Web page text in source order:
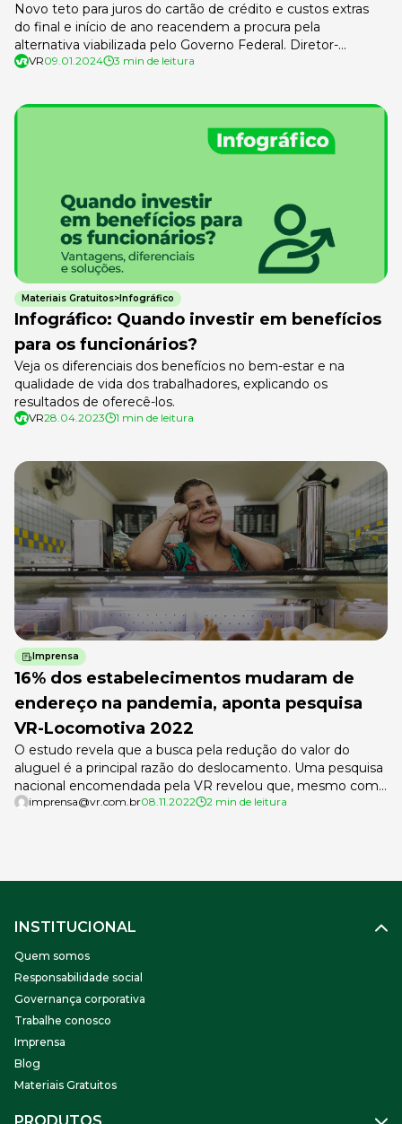
Novo teto para juros do cartão de crédito e custos extras
do final e início de ano reacendem a procura pela
alternativa viabilizada pelo Governo Federal. Diretor-
executivo da VR fala sobre produto da empresa que
Inadimplência do […]
VR09.01.2024 3 min de leitura
Materiais Gratuitos>Infográfico
Infográfico: Quando investir em benefícios
para os funcionários?
Veja os diferenciais dos benefícios no bem-estar e na
qualidade de vida dos trabalhadores, explicando os
resultados de oferecê-los.
VR28.04.2023 1 min de leitura
Imprensa
16% dos estabelecimentos mudaram de
endereço na pandemia, aponta pesquisa
VR-Locomotiva 2022
O estudo revela que a busca pela redução do valor do
aluguel é a principal razão do deslocamento. Uma pesquisa
nacional encomendada pela VR revelou que, mesmo com
o fim do distanciamento social, os comércios ainda lidam
imprensa@vr.com.br08.11.2022 2 min de leitura
INSTITUCIONAL
Quem somos
Responsabilidade social
Governança corporativa
Trabalhe conosco
Imprensa
Blog
Materiais Gratuitos